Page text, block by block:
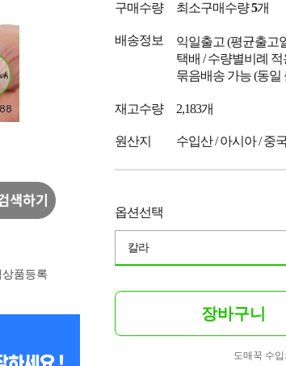
상품등록
구매수량 최소구매수량5개
배송정보 익일출고 (평균출고
택배 / 수량별비례
묶음배송 가능 (동일
재고수량 2,183개
원산지 수입산 / 아시아 / 중
옵션선택
칼라
장바구니
도매꾹 수